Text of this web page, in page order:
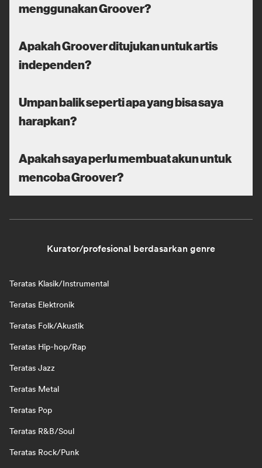
menggunakan Groover?
Apakah Groover ditujukan untuk artis
independen?
Umpan balik seperti apa yang bisa saya
harapkan?
Apakah saya perlu membuat akun untuk
mencoba Groover?
Kurator/profesional berdasarkan genre
Teratas Klasik/Instrumental
Teratas Elektronik
Teratas Folk/Akustik
Teratas Hip-hop/Rap
Teratas Jazz
Teratas Metal
Teratas Pop
Teratas R&B/Soul
Teratas Rock/Punk